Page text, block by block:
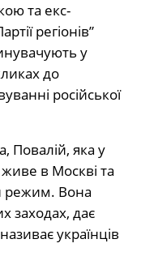
та екс-
регіонів”
у
до
російської
Повалій, яка у
живе в Москві та
режим. Вона
заходах, дає
українців